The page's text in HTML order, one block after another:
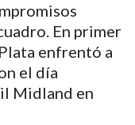
En primer
enfrentó a
el día
Midland en